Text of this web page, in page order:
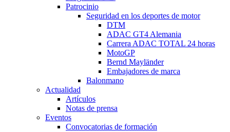
Patrocinio
Seguridad en los deportes de motor
DTM
ADAC GT4 Alemania
Carrera ADAC TOTAL 24 horas
MotoGP
Bernd Mayländer
Embajadores de marca
Balonmano
Actualidad
Artículos
Notas de prensa
Eventos
Convocatorias de formación